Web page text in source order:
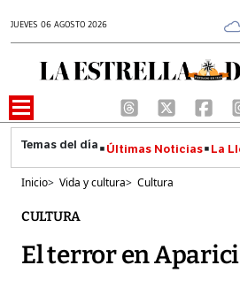
JUEVES 06 AGOSTO 2026
Últimas Noticias La
Inicio> Vida y cultura> Cultura
CULTURA
El terror en